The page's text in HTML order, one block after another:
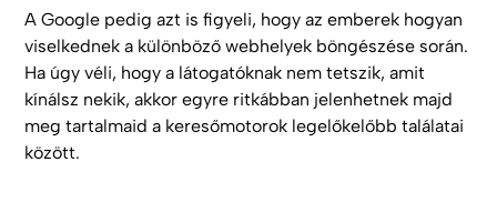
A Google pedig azt is figyeli, hogy az emberek hogyan
viselkednek a különböző webhelyek böngészése során.
Ha úgy véli, hogy a látogatóknak nem tetszik, amit
kínálsz nekik, akkor egyre ritkábban jelenhetnek majd
meg tartalmaid a keresőmotorok legelőkelőbb találatai
között.